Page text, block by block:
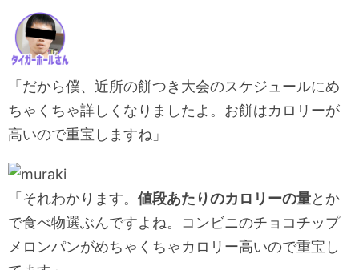
「だから僕、近所の餅つき大会のスケジュールにめ
ちゃくちゃ詳しくなりましたよ。お餅はカロリーが
高いので重宝しますね」
「それわかります。 値段あたりのカロリーの量とか
で食べ物選ぶんですよね。コンビニのチョコチップ
メロンパンがめちゃくちゃカロリー高いので重宝し